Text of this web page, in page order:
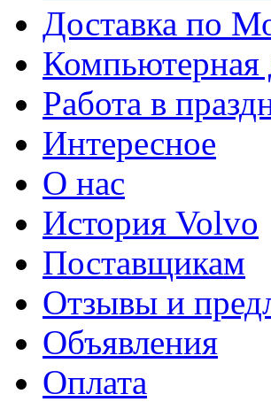
Доставка по
Компьютерная
Работа в
Интересное
О нас
История Volvo
Поставщикам
Отзывы и
Объявления
Оплата